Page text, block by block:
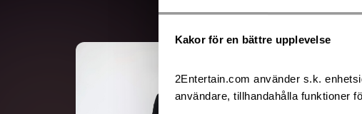
Kakor för en bättre upplevelse
2Entertain.com använder s.k.
användare, tillhandahålla funktioner